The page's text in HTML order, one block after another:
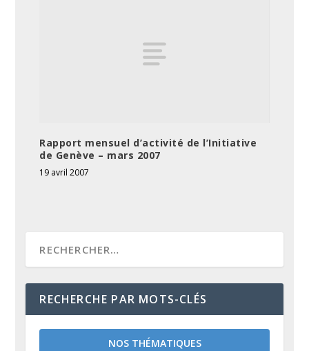
Rapport mensuel d’activité de l’Initiative
de Genève – mars 2007
19 avril 2007
RECHERCHE PAR MOTS-CLÉS
NOS THÉMATIQUES